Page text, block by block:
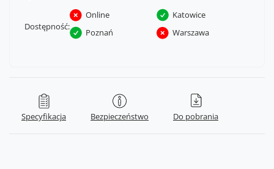
Dostępność:
Online
Katowice
Poznań
Warszawa
Specyfikacja Bezpieczeństwo Do pobrania